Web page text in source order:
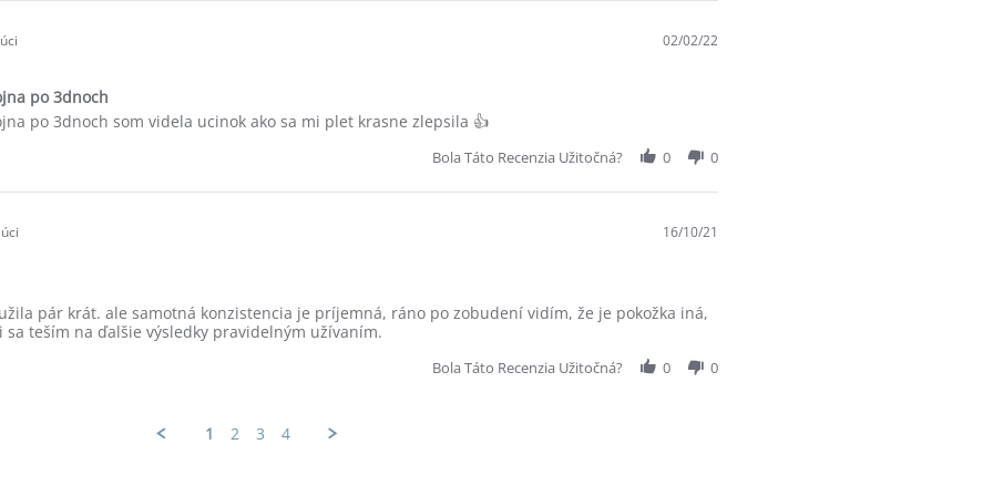
02/02/22
po 3dnoch
po 3dnoch som videla ucinok ako sa mi plet krasne zlepsila 👍
Bola Táto Recenzia Užitočná? 0 0
16/10/21
pár krát. ale samotná konzistencia je príjemná, ráno po zobudení vidím, že je pokožka iná,
sa teším na ďalšie výsledky pravidelným užívaním.
Bola Táto Recenzia Užitočná? 0 0
1 2 3 4